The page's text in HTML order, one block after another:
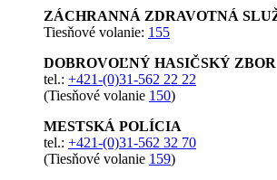
ZÁCHRANNÁ ZDRAVOTNÁ
Tiesňové volanie: 155
DOBROVOĽNÝ HASIČSKÝ ZBOR
tel.: +421-(0)31-562 22 22
(Tiesňové volanie 150)
MESTSKÁ POLÍCIA
tel.: +421-(0)31-562 32 70
(Tiesňové volanie 159)